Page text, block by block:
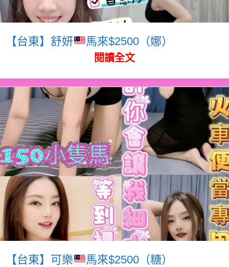
【台東】舒妍 馬來$2500（娜）
閱讀全文
【台東】可樂 馬來$2500（糖）